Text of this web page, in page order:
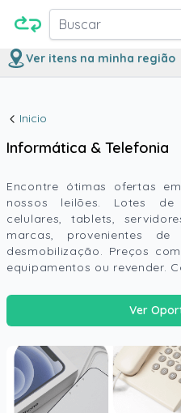
Buscar
Ver itens na minha região
Inicio
Informática & Telefonia
Encontre ótimas ofertas
nossos leilões. Lotes de
celulares, tablets,
marcas, provenientes
desmobilização. Preços
equipamentos ou revender.
Ver